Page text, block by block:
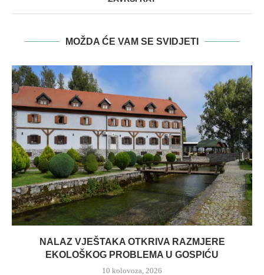
MOŽDA ĆE VAM SE SVIDJETI
NALAZ VJEŠTAKA OTKRIVA RAZMJERE
EKOLOŠKOG PROBLEMA U GOSPIĆU
10 kolovoza, 2026